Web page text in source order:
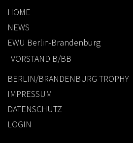
HOME
NEWS
EWU Berlin-Brandenburg
VORSTAND B/BB
BERLIN/BRANDENBURG TROPHY
IMPRESSUM
DATENSCHUTZ
LOGIN